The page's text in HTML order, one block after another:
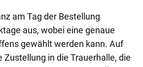
am Tag der Bestellung
aus, wobei eine genaue
gewählt werden kann. Auf
Zustellung in die Trauerhalle, die